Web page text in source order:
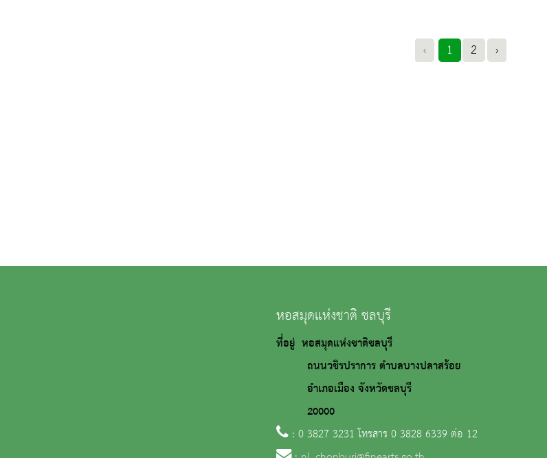
๒๘ กรกฎาคม ๒๕๖๖ เพื่อแสดงถึงความความจงรัก
ภักดีและระลึกถึงพระกรุณาธิคุณของสถาบันพระมหา
‹ 1 2 ›
หอสมุดแห่งชาติ ชลบุรี
ที่อยู่ หอสมุดแห่งชาติชลบุรี
ถนนวชิรปราการ ตำบลบางปลาสร้อย
อำเภอเมือง จังหวัดชลบุรี
20000
: 0 3827 3231 โทรสาร 0 3828 6339 ต่อ 12